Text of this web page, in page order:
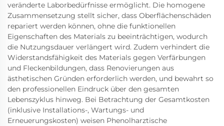
veränderte Laborbedürfnisse ermöglicht. Die homogene
Zusammensetzung stellt sicher, dass Oberflächenschäden
repariert werden können, ohne die funktionellen
Eigenschaften des Materials zu beeinträchtigen, wodurch
die Nutzungsdauer verlängert wird. Zudem verhindert die
Widerstandsfähigkeit des Materials gegen Verfärbungen
und Fleckenbildungen, dass Renovierungen aus
ästhetischen Gründen erforderlich werden, und bewahrt so
den professionellen Eindruck über den gesamten
Lebenszyklus hinweg. Bei Betrachtung der Gesamtkosten
(inklusive Installations-, Wartungs- und
Erneuerungskosten) weisen Phenolharztische